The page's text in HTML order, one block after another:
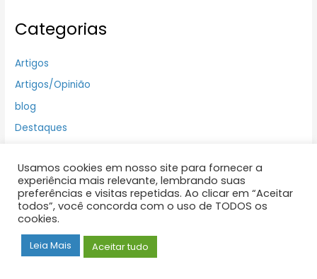
Categorias
Artigos
Artigos/Opinião
blog
Destaques
Eventos
Jornal
NOTICIAS
Pela Imprensa
Preservação Ferroviaria
Usamos cookies em nosso site para fornecer a
experiência mais relevante, lembrando suas
preferências e visitas repetidas. Ao clicar em “Aceitar
todos”, você concorda com o uso de TODOS os
cookies.
Leia Mais Aceitar tudo